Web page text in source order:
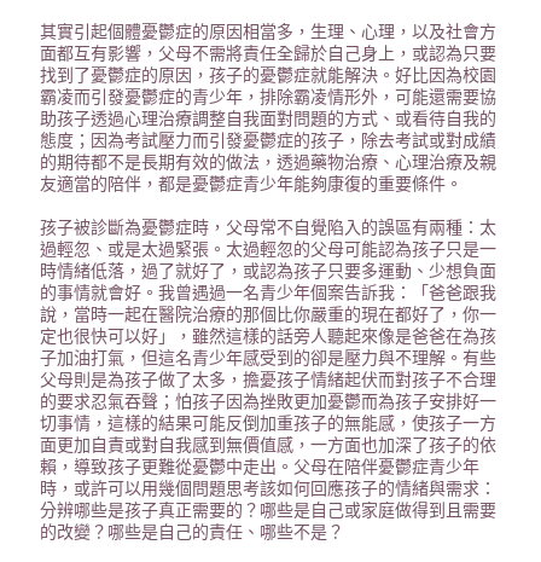
其實引起個體憂鬱症的原因相當多，生理、心理，以及社會方
面都互有影響，父母不需將責任全歸於自己身上，或認為只要
找到了憂鬱症的原因，孩子的憂鬱症就能解決。好比因為校園
霸凌而引發憂鬱症的青少年，排除霸凌情形外，可能還需要協
助孩子透過心理治療調整自我面對問題的方式、或看待自我的
態度；因為考試壓力而引發憂鬱症的孩子，除去考試或對成績
的期待都不是長期有效的做法，透過藥物治療、心理治療及親
友適當的陪伴，都是憂鬱症青少年能夠康復的重要條件。
孩子被診斷為憂鬱症時，父母常不自覺陷入的誤區有兩種：太
過輕忽、或是太過緊張。太過輕忽的父母可能認為孩子只是一
時情緒低落，過了就好了，或認為孩子只要多運動、少想負面
的事情就會好。我曾遇過一名青少年個案告訴我：「爸爸跟我
說，當時一起在醫院治療的那個比你嚴重的現在都好了，你一
定也很快可以好」，雖然這樣的話旁人聽起來像是爸爸在為孩
子加油打氣，但這名青少年感受到的卻是壓力與不理解。有些
父母則是為孩子做了太多，擔憂孩子情緒起伏而對孩子不合理
的要求忍氣吞聲；怕孩子因為挫敗更加憂鬱而為孩子安排好一
切事情，這樣的結果可能反倒加重孩子的無能感，使孩子一方
面更加自責或對自我感到無價值感，一方面也加深了孩子的依
賴，導致孩子更難從憂鬱中走出。父母在陪伴憂鬱症青少年
時，或許可以用幾個問題思考該如何回應孩子的情緒與需求：
分辨哪些是孩子真正需要的？哪些是自己或家庭做得到且需要
的改變？哪些是自己的責任、哪些不是？